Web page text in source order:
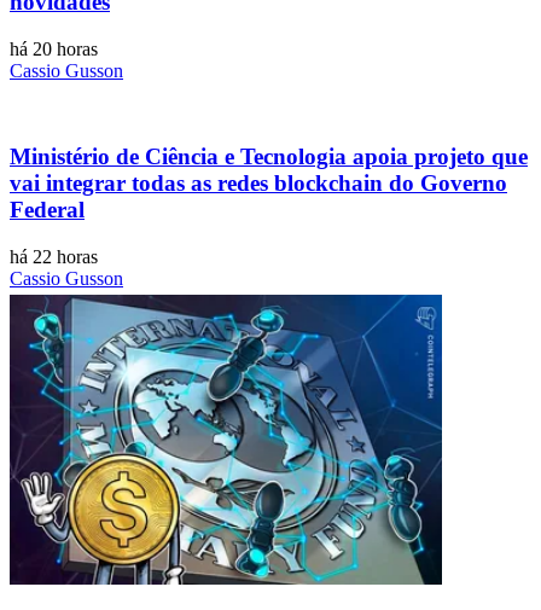
há 20 horas
Cassio Gusson
Ministério de Ciência e Tecnologia apoia projeto que
vai integrar todas as redes blockchain do Governo
Federal
há 22 horas
Cassio Gusson